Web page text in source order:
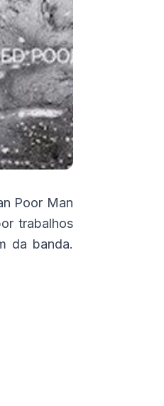
Poor Man
trabalhos
da banda.